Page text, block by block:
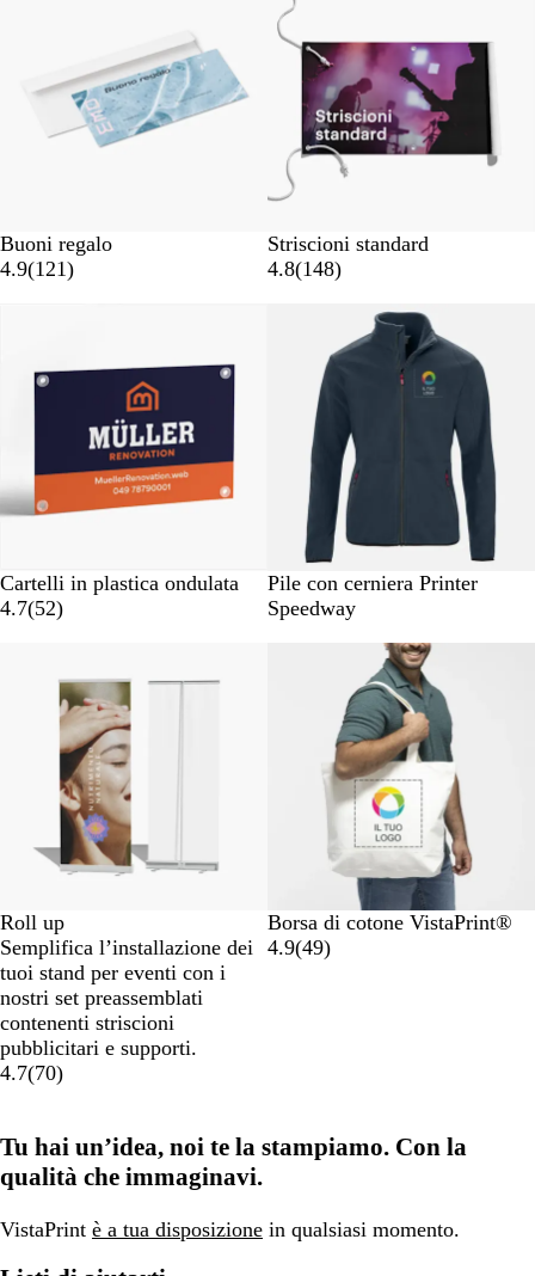
Buoni regalo
4.9(121)
Striscioni standard
4.8(148)
Cartelli in plastica ondulata
4.7(52)
B
i
G
r
B
l
N
e
Pile con cerniera Printer
Speedway
Roll up
Semplifica l’installazione dei
tuoi stand per eventi con i
nostri set preassemblati
contenenti striscioni
pubblicitari e supporti.
4.7(70)
Nuove opzioni
Borsa di cotone VistaPrint®
4.9(49)
Tu hai un’idea, noi te la stampiamo. Con la
qualità che immaginavi.
VistaPrint è a tua disposizione in qualsiasi momento.